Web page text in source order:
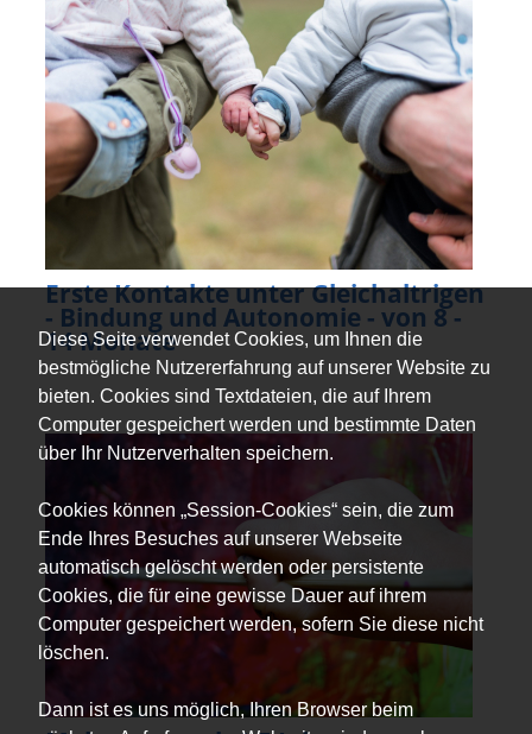
Diese Seite verwendet Cookies, um Ihnen die
bestmögliche Nutzererfahrung auf unserer Website zu
bieten. Cookies sind Textdateien, die auf Ihrem
Computer gespeichert werden und bestimmte Daten
über Ihr Nutzerverhalten speichern.
Cookies können „Session-Cookies“ sein, die zum
Ende Ihres Besuches auf unserer Webseite
automatisch gelöscht werden oder persistente
Cookies, die für eine gewisse Dauer auf ihrem
Computer gespeichert werden, sofern Sie diese nicht
löschen.
Dann ist es uns möglich, Ihren Browser beim
Erste Kontakte unter Gleichaltrigen
- Bindung und Autonomie - von 8 -
14 Monate